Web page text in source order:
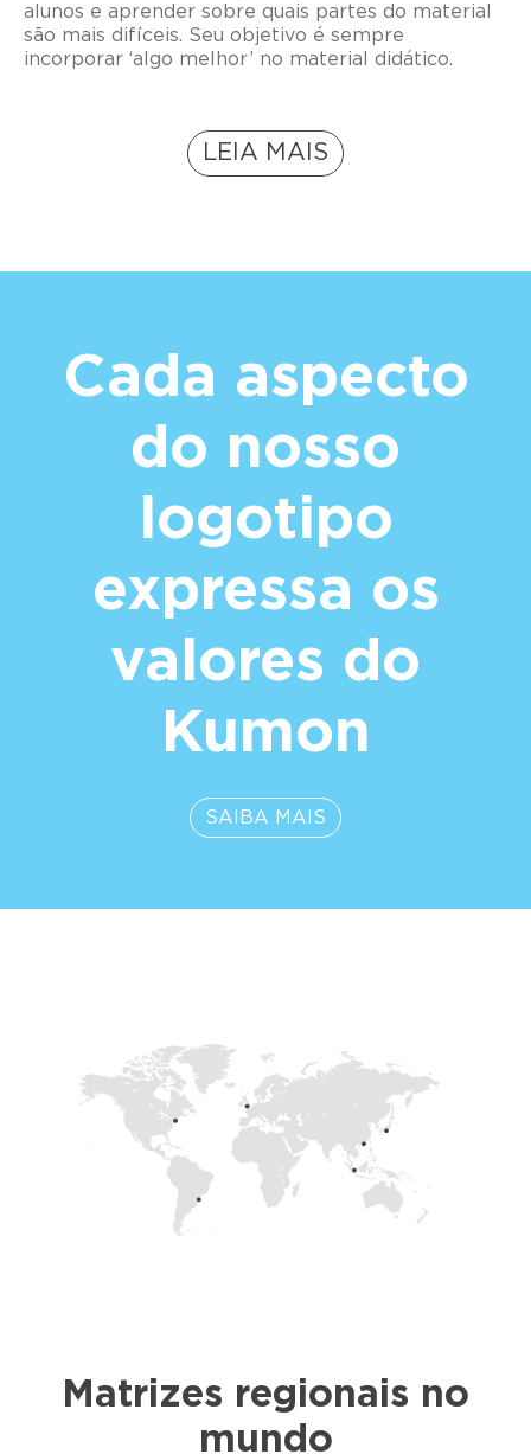
alunos e aprender sobre quais partes do material
são mais difíceis. Seu objetivo é sempre
incorporar ‘algo melhor’ no material didático.
LEIA MAIS
Cada aspecto
do nosso
logotipo
expressa os
valores do
Kumon
SAIBA MAIS
Matrizes regionais no
mundo